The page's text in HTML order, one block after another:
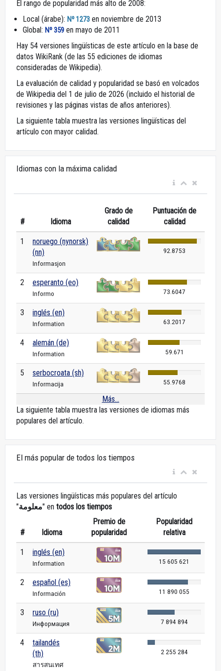
El rango de popularidad más alto de 2008:
Local (árabe): Nº 1273 en noviembre de 2013
Global: Nº 359 en mayo de 2011
Hay 54 versiones lingüísticas de este artículo en la base de
datos WikiRank (de las 55 ediciones de idiomas
consideradas de Wikipedia).
La evaluación de calidad y popularidad se basó en volcados
de Wikipedia del 1 de julio de 2026 (incluido el historial de
revisiones y las páginas vistas de años anteriores).
La siguiente tabla muestra las versiones lingüísticas del
artículo con mayor calidad.
Idiomas con la máxima calidad
# Idioma
Grado de
calidad
Puntuación de
calidad
1
noruego (nynorsk)
(nn)
Informasjon
92.8753
2 esperanto (eo)
Informo 73.6047
3 inglés (en)
Information 63.2017
4 alemán (de)
Information 59.671
5 serbocroata (sh)
Informacija 55.9768
Más...
La siguiente tabla muestra las versiones de idiomas más
populares del artículo.
El más popular de todos los tiempos
Las versiones lingüísticas más populares del artículo
"معلومة" en todos los tiempos
# Idioma
Premio de
popularidad
Popularidad
relativa
1 inglés (en)
Information 15 605 621
2 español (es)
Información 11 890 055
3 ruso (ru)
Информация 7 894 894
4
tailandés
(th)
สารสนเทศ
2 255 284